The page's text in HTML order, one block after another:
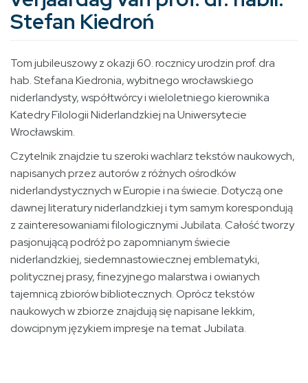
Stefan Kiedroń
Tom jubileuszowy z okazji 60. rocznicy urodzin prof. dra
hab. Stefana Kiedronia, wybitnego wrocławskiego
niderlandysty, współtwórcy i wieloletniego kierownika
Katedry Filologii Niderlandzkiej na Uniwersytecie
Wrocławskim.
Czytelnik znajdzie tu szeroki wachlarz tekstów naukowych,
napisanych przez autorów z różnych ośrodków
niderlandystycznych w Europie i na świecie. Dotyczą one
dawnej literatury niderlandzkiej i tym samym korespondują
z zainteresowaniami filologicznymi Jubilata. Całość tworzy
pasjonującą podróż po zapomnianym świecie
niderlandzkiej, siedemnastowiecznej emblematyki,
politycznej prasy, finezyjnego malarstwa i owianych
tajemnicą zbiorów bibliotecznych. Oprócz tekstów
naukowych w zbiorze znajdują się napisane lekkim,
dowcipnym językiem impresje na temat Jubilata.